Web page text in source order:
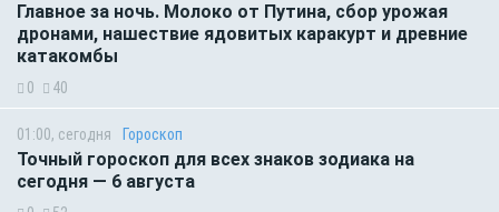
Главное за ночь. Молоко от Путина, сбор урожая
дронами, нашествие ядовитых каракурт и древние
катакомбы
0 40
01:00, сегодня Гороскоп
Точный гороскоп для всех знаков зодиака на
сегодня — 6 августа